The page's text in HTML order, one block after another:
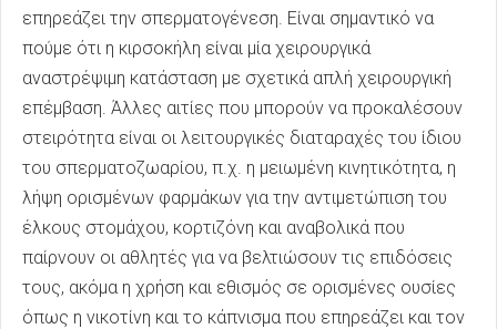
επηρεάζει την σπερματογένεση. Είναι σημαντικό να
πούμε ότι η κιρσοκήλη είναι μία χειρουργικά
αναστρέψιμη κατάσταση με σχετικά απλή χειρουργική
επέμβαση. Άλλες αιτίες που μπορούν να προκαλέσουν
στειρότητα είναι οι λειτουργικές διαταραχές του ίδιου
του σπερματοζωαρίου, π.χ. η μειωμένη κινητικότητα, η
λήψη ορισμένων φαρμάκων για την αντιμετώπιση του
έλκους στομάχου, κορτιζόνη και αναβολικά που
παίρνουν οι αθλητές για να βελτιώσουν τις επιδόσεις
τους, ακόμα η χρήση και εθισμός σε ορισμένες ουσίες
όπως η νικοτίνη και το κάπνισμα που επηρεάζει και τον